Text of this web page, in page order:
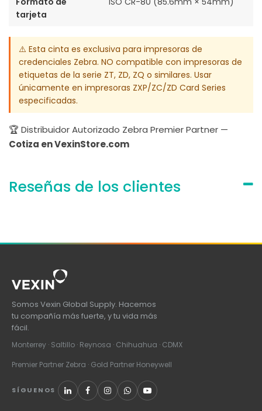
tarjeta
⚠️ Esta cinta es exclusiva para impresoras de
credenciales Zebra. NO compatible con impresoras de
etiquetas de la serie ZT, ZD, ZQ o similares. Usar
únicamente en impresoras ZXP/ZC/ZD Card Series
especificadas.
🏆 Distribuidor Autorizado Zebra Premier Partner —
Cotiza en VexinStore.com
Reseñas de los clientes
Somos Vexin Global Supply. Hacemos
tu compañía más fuerte, y tu vida más
fácil.
Monterrey · Saltillo · Reynosa · Chihuahua · CDMX
Premier Partner Zebra · Gold Partner Honeywell
SÍGUENOS